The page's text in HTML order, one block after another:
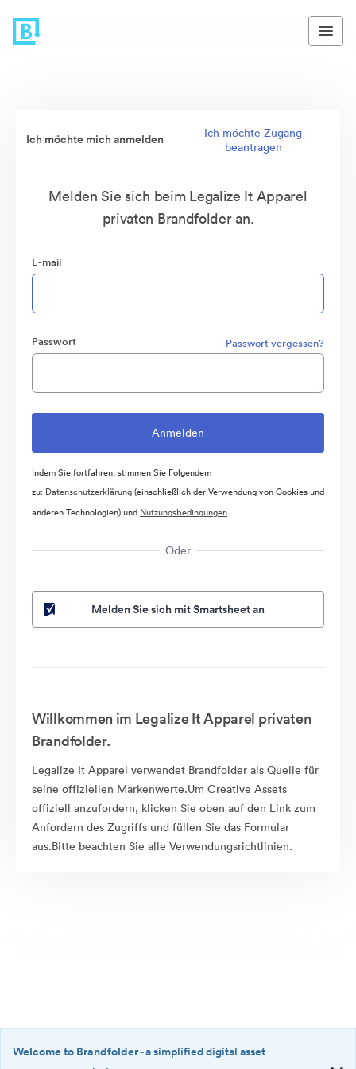
Ich möchte mich anmelden
Ich möchte Zugang
beantragen
Melden Sie sich beim Legalize It Apparel
privaten Brandfolder an.
E-mail
Passwort Passwort vergessen?
Indem Sie fortfahren, stimmen Sie Folgendem
zu: Datenschutzerklärung(einschließlich der Verwendung von Cookies und
anderen Technologien) und Nutzungsbedingungen
Oder
Melden Sie sich mit Smartsheet an
Willkommen im Legalize It Apparel privaten
Brandfolder.
Legalize It Apparel verwendet Brandfolder als Quelle für
seine offiziellen Markenwerte.Um Creative Assets
offiziell anzufordern, klicken Sie oben auf den Link zum
Anfordern des Zugriffs und füllen Sie das Formular
aus.Bitte beachten Sie alle Verwendungsrichtlinien.
Welcome to Brandfolder- a simplified digital asset